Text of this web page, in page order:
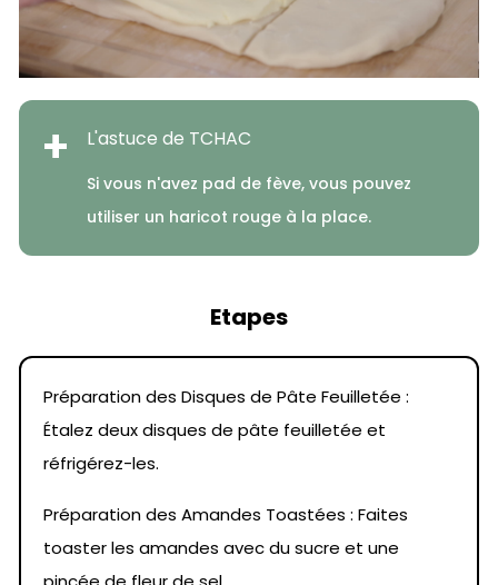
+ L'astuce de TCHAC
Si vous n'avez pad de fève, vous pouvez
utiliser un haricot rouge à la place.
Etapes
Préparation des Disques de Pâte Feuilletée :
Étalez deux disques de pâte feuilletée et
réfrigérez-les.
Préparation des Amandes Toastées : Faites
toaster les amandes avec du sucre et une